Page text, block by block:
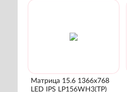
Матрица 15.6 1366x768
LED IPS LP156WH3(TP)